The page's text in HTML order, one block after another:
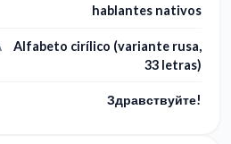
hablantes nativos
Alfabeto cirílico (variante rusa,
33 letras)
Здравствуйте!